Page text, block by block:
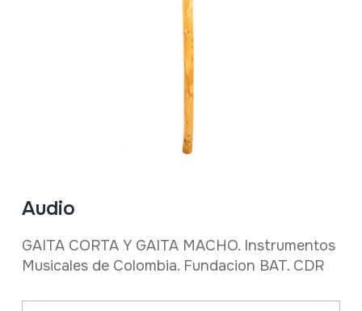
Audio
GAITA CORTA Y GAITA MACHO. Instrumentos
Musicales de Colombia. Fundacion BAT. CDR